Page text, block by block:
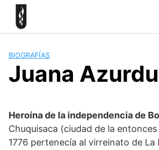
BIOGRAFÍAS
Juana
Heroína de la independencia de
Chuquisaca (ciudad de la
1776 pertenecía al virreinato de